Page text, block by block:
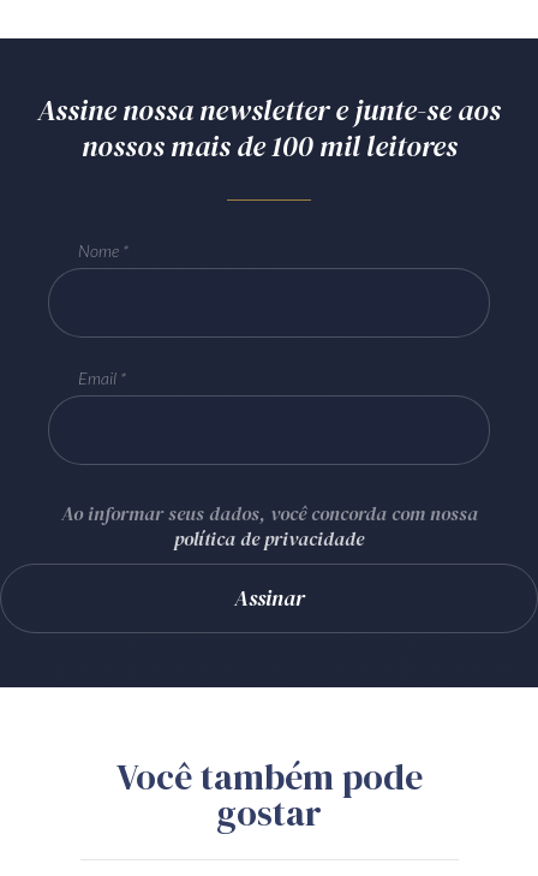
Assine nossa newsletter e junte-se aos
nossos mais de 100 mil leitores
Nome
Email
Ao informar seus dados, você concorda com nossa
política de privacidade
Você também pode
gostar